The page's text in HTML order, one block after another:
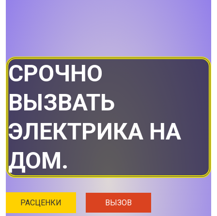
СРОЧНО
ВЫЗВАТЬ
ЭЛЕКТРИКА НА
ДОМ.
РАСЦЕНКИ ВЫЗОВ